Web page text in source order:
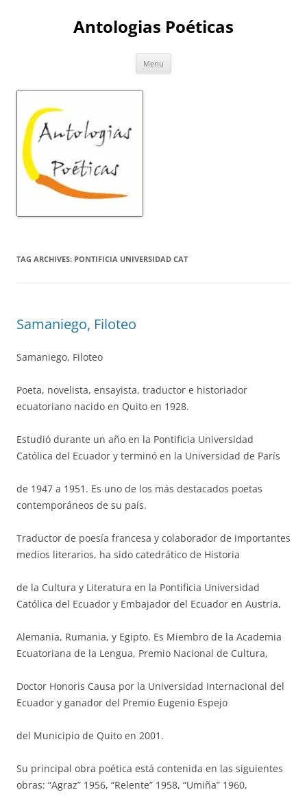
Antologias Poéticas
Menu
TAG ARCHIVES: PONTIFICIA UNIVERSIDAD CAT
Samaniego, Filoteo
Samaniego, Filoteo
Poeta, novelista, ensayista, traductor e historiador
ecuatoriano nacido en Quito en 1928.
Estudió durante un año en la Pontificia Universidad
Católica del Ecuador y terminó en la Universidad de París
de 1947 a 1951. Es uno de los más destacados poetas
contemporáneos de su país.
Traductor de poesía francesa y colaborador de importantes
medios literarios, ha sido catedrático de Historia
de la Cultura y Literatura en la Pontificia Universidad
Católica del Ecuador y Embajador del Ecuador en Austria,
Alemania, Rumania, y Egipto. Es Miembro de la Academia
Ecuatoriana de la Lengua, Premio Nacional de Cultura,
Doctor Honoris Causa por la Universidad Internacional del
Ecuador y ganador del Premio Eugenio Espejo
del Municipio de Quito en 2001.
Su principal obra poética está contenida en las siguientes
obras: “Agraz” 1956, “Relente” 1958, “Umiña” 1960,